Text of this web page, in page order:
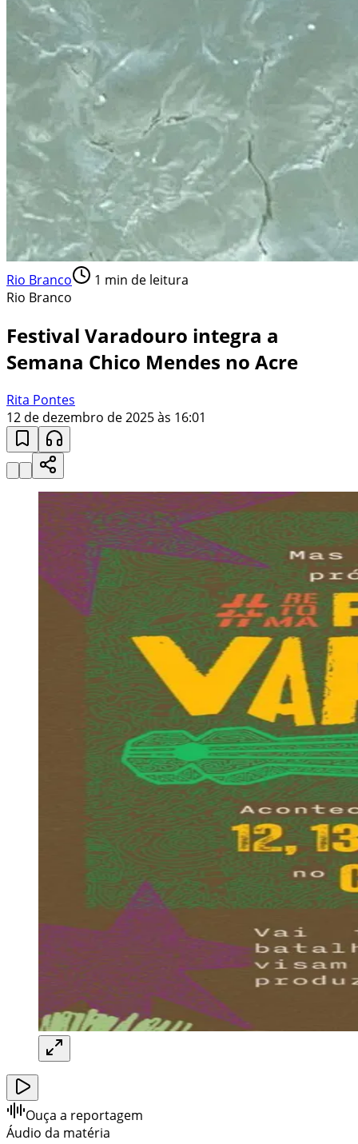
Rio Branco 1 min de leitura
Rio Branco
Festival Varadouro integra a
Semana Chico Mendes no Acre
Rita Pontes
12 de dezembro de 2025 às 16:01
Ouça a reportagem
Áudio da matéria